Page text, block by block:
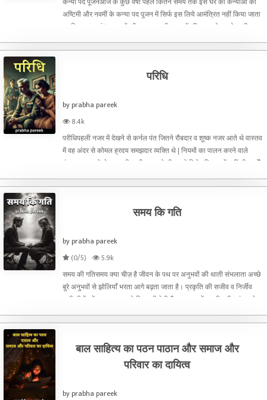
अष्टिमी और नवमीं के कन्या पद पूजन में सिर्फ इस लिये आमंत्रित नहीं किया जाता
था कि वह उन गंाव वालों की नज़र अभागी कन्यायें थीं। एक दो बार ऐसा भी हुआ
परिधि
by prabha pareek
8.4k
परीधिपहली नजर में देखने से कर्नल पंत जितने रौबदार व शुष्क नजर आते थे वास्तव
में वह अंदर से कोमल ह्रदय समझदार व्यक्ति थे | नियमों का पालन करने वाले
इंसान एक सच्चे थे। उनकी पत्नी सुधा को भी उनसे विशेष शिकायतें नहीं थी।वर्षों
समय कि गति
by prabha pareek
(0/5)
5.9k
समय की गतिसमय क्या चीज़ है जीवन के पथ पर अनुभवों की थाती संभलाता अच्छे
बुरे अनुभवों से झोलियाँ भरता आगे बढ़ता जाता है। प्रकृति की सजीव व निर्जीव
सभी चीजें हमें कुछ ना कुछ तो सिखा ही देती हैं। आकाश में उड़ती हुयी पतंग चाहे
बाल साहित्य का पठन पाठान और समाज और
परिवार का दायित्व
by prabha pareek